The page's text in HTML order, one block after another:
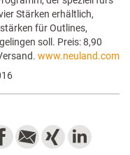
Stärken erhältlich,
für Outlines,
soll. Preis: 8,90
www.neuland.com